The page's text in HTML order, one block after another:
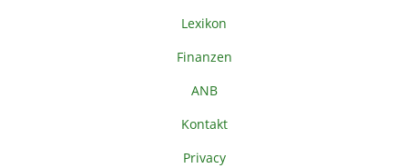
Lexikon
Finanzen
ANB
Kontakt
Privacy